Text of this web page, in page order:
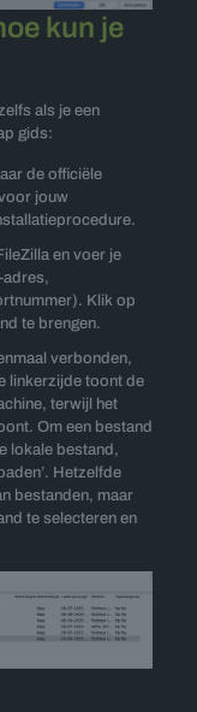
kun je
als je een
gids:
de officiële
jouw
en voer je
adres,
Klik op
te brengen.
verbonden,
linkerzijde toont de
terwijl het
Om een bestand
lokale bestand,
Hetzelfde
bestanden, maar
te selecteren en